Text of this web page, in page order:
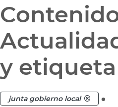
y etiqueta
junta gobierno local .